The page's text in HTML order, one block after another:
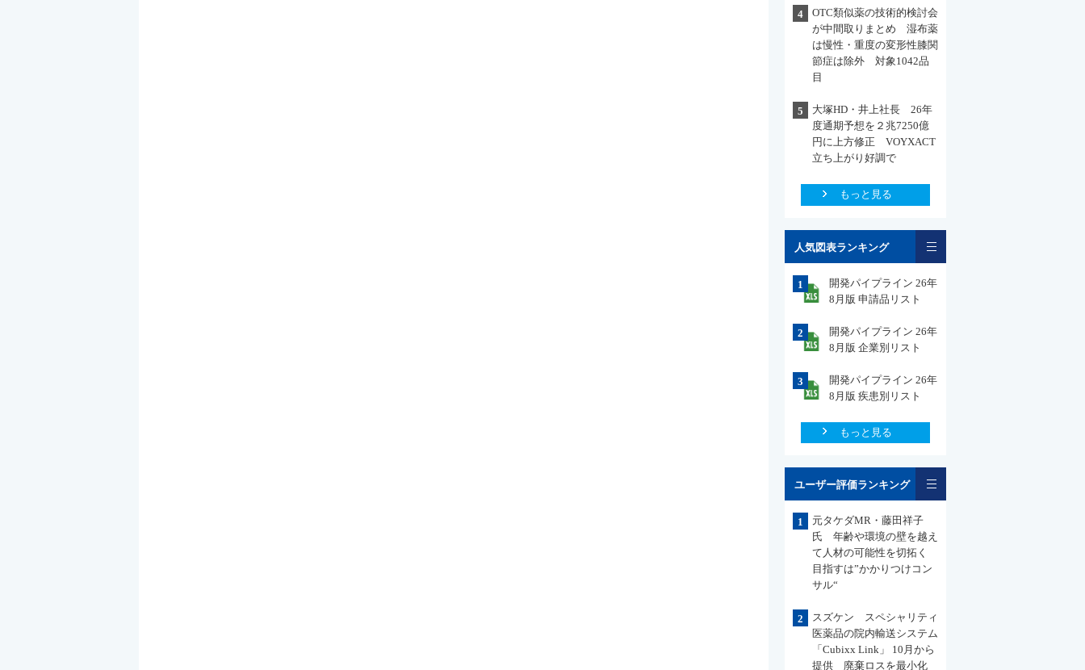
4
OTC類似薬の技術的検討会
が中間取りまとめ 湿布薬
は慢性・重度の変形性膝関
節症は除外 対象1042品
目
5
大塚HD・井上社長 26年
度通期予想を２兆7250億
円に上方修正 VOYXACT
立ち上がり好調で
もっと見る
人気図表ランキング
1
開発パイプライン 26年
8月版 申請品リスト
2
開発パイプライン 26年
8月版 企業別リスト
3
開発パイプライン 26年
8月版 疾患別リスト
もっと見る
ユーザー評価ランキング
1
元タケダMR・藤田祥子
氏 年齢や環境の壁を越え
て人材の可能性を切拓く
目指すは”かかりつけコン
サル“
2
スズケン スペシャリティ
医薬品の院内輸送システム
「Cubixx Link」 10月から
提供 廃棄ロスを最小化